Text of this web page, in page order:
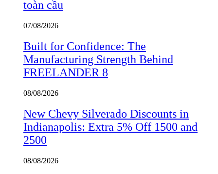
toàn cầu
07/08/2026
Built for Confidence: The
Manufacturing Strength Behind
FREELANDER 8
08/08/2026
New Chevy Silverado Discounts in
Indianapolis: Extra 5% Off 1500 and
2500
08/08/2026